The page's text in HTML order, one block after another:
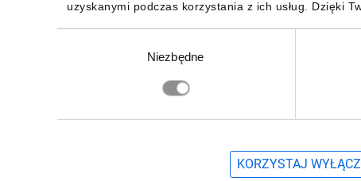
uzyskanymi podczas korzystania z ich usług. Dzięki
Niezbędne
KORZYSTAJ
Zapisz się, aby otrzymać informacje o